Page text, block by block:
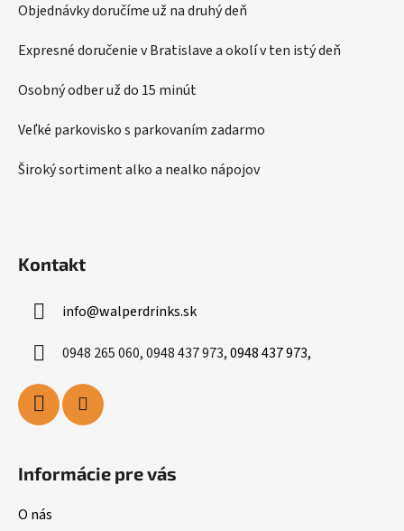
Objednávky doručíme už na druhý deň
Expresné doručenie v Bratislave a okolí v ten istý deň
Osobný odber už do 15 minút
Veľké parkovisko s parkovaním zadarmo
Široký sortiment alko a nealko nápojov
Kontakt
info@walperdrinks.sk
0948 265 060, 0948 437 973,0948 437 973,
Informácie pre vás
O nás